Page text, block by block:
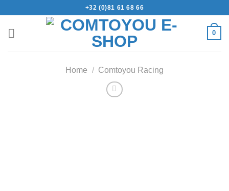
+32 (0)81 61 68 66
0
Home / Comtoyou Racing